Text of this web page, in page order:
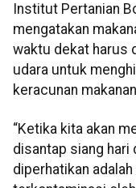
Institut Pertanian
mengatakan
waktu dekat harus
udara untuk
keracunan
“Ketika kita akan
disantap siang hari
diperhatikan